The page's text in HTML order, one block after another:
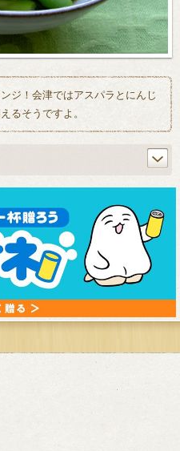
ジ！会津ではアスパラとにんじ
るそうですよ。